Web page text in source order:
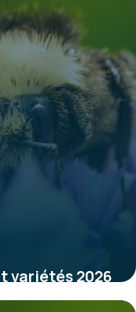
variétés 2026